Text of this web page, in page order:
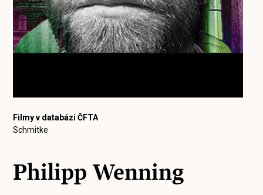
Filmy v databázi ČFTA
Schmitke
Philipp Wenning